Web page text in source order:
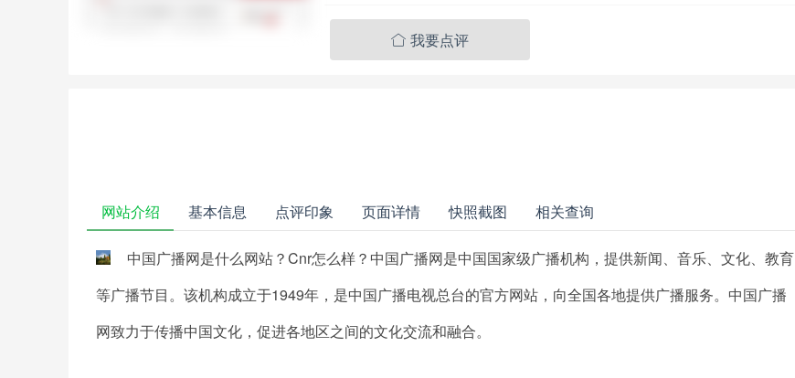
 我要点评
网站介绍 基本信息 点评印象 页面详情 快照截图 相关查询
中国广播网是什么网站？Cnr怎么样？中国广播网是中国国家级广播机构，提供新闻、音乐、文化、教育
等广播节目。该机构成立于1949年，是中国广播电视总台的官方网站，向全国各地提供广播服务。中国广播
网致力于传播中国文化，促进各地区之间的文化交流和融合。